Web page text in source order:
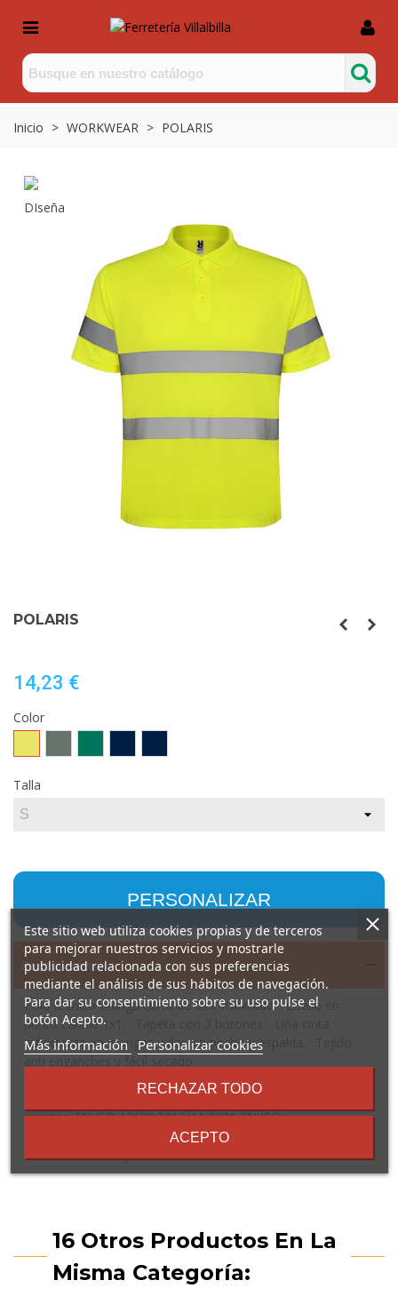
Inicio > WORKWEAR > POLARIS
POLARIS
14,23 €
Color
FLUORFLUORJARDÍN/AMARILLO
FLUORFLUOR
Talla
PERSONALIZAR
Descripción
Polo técnico manga corta de alta visibilidad. · Cuello en
punto canalé 1x1. · Tapeta con 3 botones. · Una cinta
reflectante en mangas y dos en pecho y espalda. · Tejido
Composición: 100% poliéster piqué, 170 g/m².
Observaciones: *Bolsillo opcional. Certificación CE según las
normas: EN ISO 13688:2013/A1:2021 EN ISO
20471:2013/A1:2017. Clase I: 55221 - 55223 - 52221 - 23221.
16 Otros Productos En La
Misma Categoría:
Este sitio web utiliza cookies propias y de terceros
para mejorar nuestros servicios y mostrarle
publicidad relacionada con sus preferencias
mediante el análisis de sus hábitos de navegación.
Para dar su consentimiento sobre su uso pulse el
botón Acepto.
Más información sobre
términos
condiciones
Personalizar cookies
RECHAZAR TODO
ACEPTO